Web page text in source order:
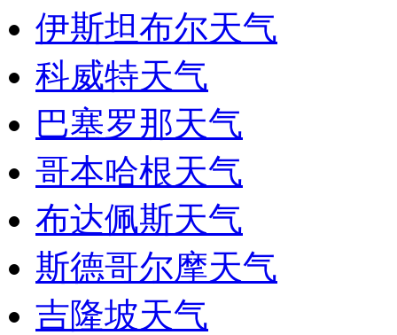
伊斯坦布尔天气
科威特天气
巴塞罗那天气
哥本哈根天气
布达佩斯天气
斯德哥尔摩天气
吉隆坡天气